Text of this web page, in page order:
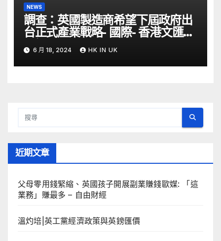
NEWS
調查：英國製造商希望下屆政府出
台正式產業戰略- 國際- 香港文匯網
– 文匯報
6 月 18, 2024 HK IN UK
近期文章
父母零用錢緊縮、英國孩子開展副業賺錢歐媒: 「這
業務」賺最多 – 自由財經
溫灼培|英工黨經濟政策與英鎊匯價